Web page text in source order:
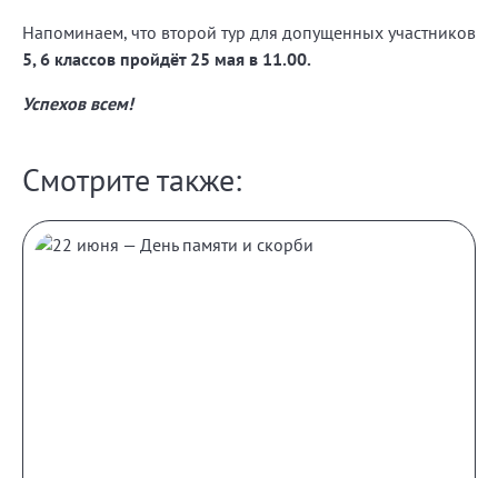
Напоминаем, что второй тур для допущенных участников
5, 6 классов пройдёт 25 мая в 11.00.
Успехов всем!
Смотрите также: